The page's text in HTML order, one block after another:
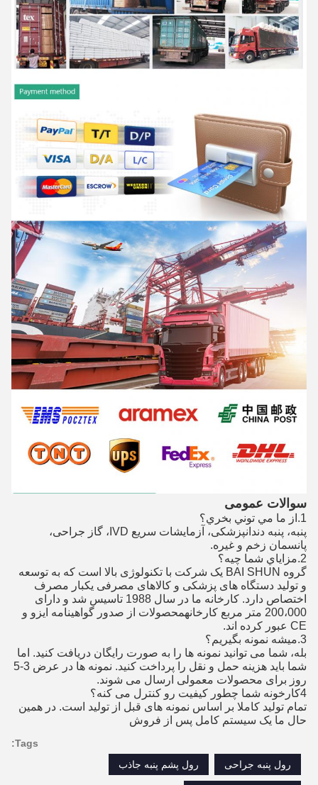
سوالات عمومی
1. از ما مي توني بخري؟
پنبه، پنبه دندانپزشکی، آزمایشات سریع IVD، گاز جراحی،
پانسمان زخم و غیره.
2. مزاياي شما چيه؟
گروه BAI SHUN یک شرکت با تکنولوژی بالا است که به توسعه
و تولید دستگاه های پزشکی و کالاهای مصرفی یکبار مصرف
اختصاص دارد. کارخانه ما در سال 1988 تاسیس شد و دارای
200،000 متر مربع کارخانهمحصولات از صدور گواهینامه ایزو و
CE عبور کرده اند.
3. ميشه نمونه بگيريم؟
بله، شما می توانید نمونه ها را به صورت رایگان دریافت کنید. اما
شما باید هزینه حمل و نقل را پرداخت کنید. نمونه ها در عرض 3-5
روز برای محصولات معمولی ارسال می شوند.
4کارخونه شما چطور کیفیت رو کنترل می کنه؟
تمام تولید کاملا بر اساس نمونه های قبل از تولید است. در همین
حال ما یک سیستم کامل پس از فروش
Tags:
رول پنبه جراحی
رول پشم پنبه جاذب